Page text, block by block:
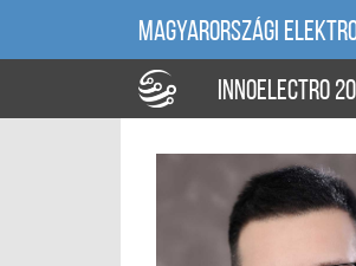
MAGYARORSZÁGI
INNOELECTRO